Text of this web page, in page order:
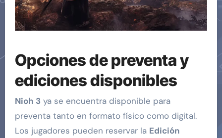
Opciones de preventa y
ediciones disponibles
Nioh 3ya se encuentra disponible para
preventa tanto en formato físico como digital.
Los jugadores pueden reservar la Edición